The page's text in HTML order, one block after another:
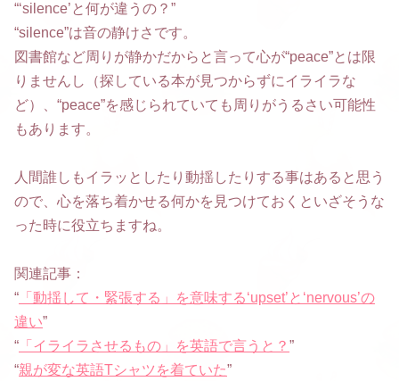
“‘silence’と何が違うの？”
“silence”は音の静けさです。
図書館など周りが静かだからと言って心が“peace”とは限
りませんし（探している本が見つからずにイライラな
ど）、“peace”を感じられていても周りがうるさい可能性
もあります。
人間誰しもイラッとしたり動揺したりする事はあると思う
ので、心を落ち着かせる何かを見つけておくといざそうな
った時に役立ちますね。
関連記事：
“ 「動揺して・緊張する」を意味する‘upset’と‘nervous’の
違い”
“ 「イライラさせるもの」を英語で言うと？ ”
“親が変な英語Tシャツを着ていた”